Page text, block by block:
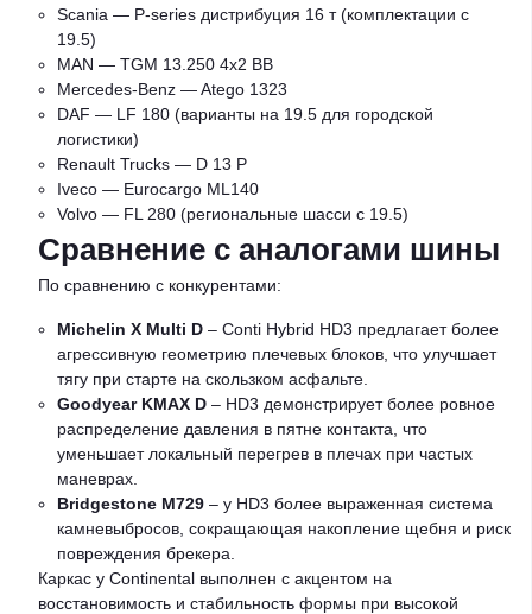
Scania — P-series дистрибуция 16 т (комплектации с
19.5)
MAN — TGM 13.250 4x2 BB
Mercedes-Benz — Atego 1323
DAF — LF 180 (варианты на 19.5 для городской
логистики)
Renault Trucks — D 13 P
Iveco — Eurocargo ML140
Volvo — FL 280 (региональные шасси с 19.5)
Сравнение с аналогами шины
По сравнению с конкурентами:
Michelin X Multi D – Conti Hybrid HD3 предлагает более
агрессивную геометрию плечевых блоков, что улучшает
тягу при старте на скользком асфальте.
Goodyear KMAX D – HD3 демонстрирует более ровное
распределение давления в пятне контакта, что
уменьшает локальный перегрев в плечах при частых
маневрах.
Bridgestone M729 – у HD3 более выраженная система
камневыбросов, сокращающая накопление щебня и риск
повреждения брекера.
Каркас у Continental выполнен с акцентом на
восстановимость и стабильность формы при высокой